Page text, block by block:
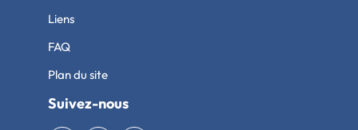
Liens
FAQ
Plan du site
Suivez-nous